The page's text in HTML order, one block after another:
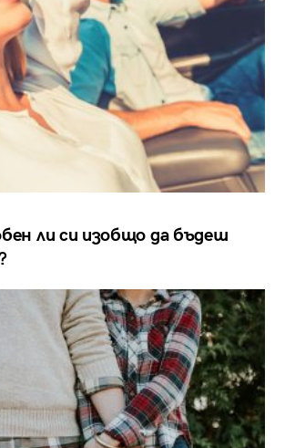
ли си изобщо да бъдеш